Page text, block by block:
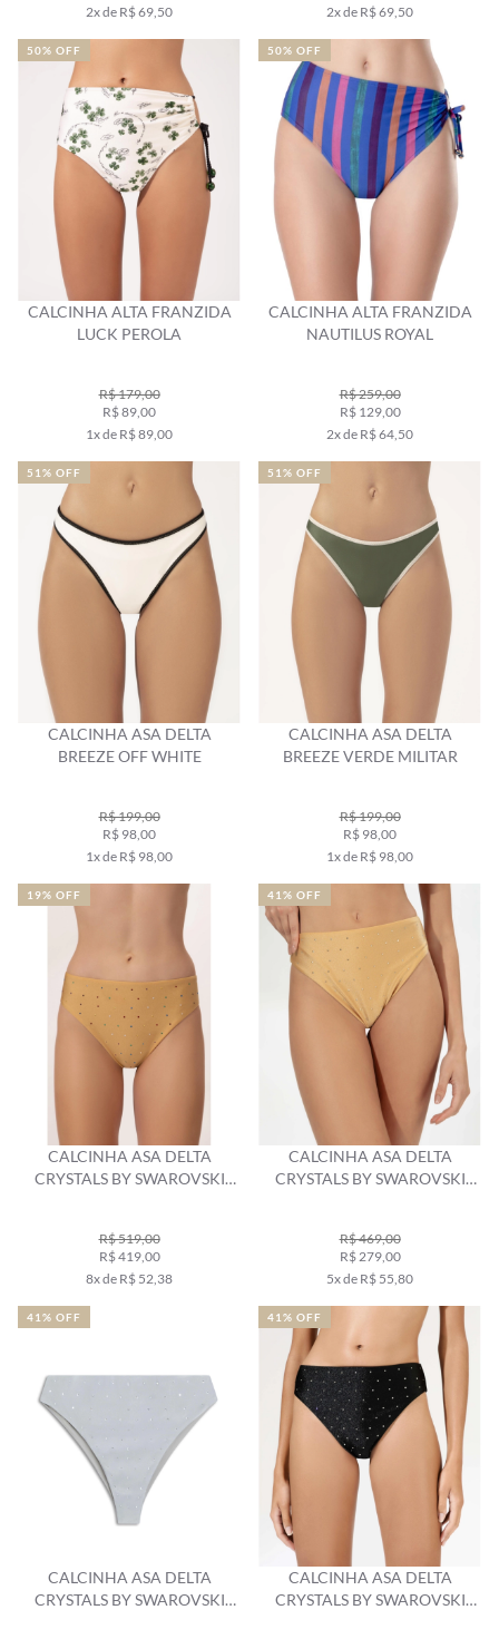
2x de R$ 69,50
2x de R$ 69,50
CALCINHA ALTA FRANZIDA
LUCK PEROLA
R$ 179,00
R$ 89,00
1x de R$ 89,00
50% OFF
CALCINHA ALTA FRANZIDA
NAUTILUS ROYAL
R$ 259,00
R$ 129,00
2x de R$ 64,50
50% OFF
CALCINHA ASA DELTA
BREEZE OFF WHITE
R$ 199,00
R$ 98,00
1x de R$ 98,00
51% OFF
CALCINHA ASA DELTA
BREEZE VERDE MILITAR
R$ 199,00
R$ 98,00
1x de R$ 98,00
51% OFF
CALCINHA ASA DELTA
CRYSTALS BY SWAROVSKI
R$ 519,00
R$ 419,00
8x de R$ 52,38
19% OFF
CALCINHA ASA DELTA
CRYSTALS BY SWAROVSKI
R$ 469,00
R$ 279,00
5x de R$ 55,80
41% OFF
CALCINHA ASA DELTA
CRYSTALS BY SWAROVSKI
41% OFF
CALCINHA ASA DELTA
CRYSTALS BY SWAROVSKI
41% OFF